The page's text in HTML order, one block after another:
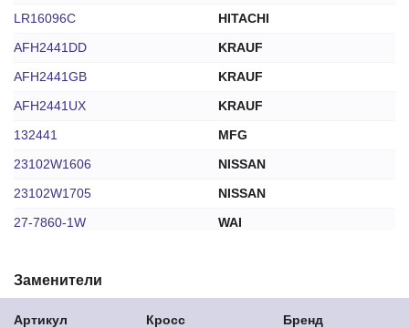
LR16096C
HITACHI
AFH2441DD
KRAUF
AFH2441GB
KRAUF
AFH2441UX
KRAUF
132441
MFG
23102W1606
NISSAN
23102W1705
NISSAN
27-7860-1W
WAI
Заменители
Артикул Кросс Бренд